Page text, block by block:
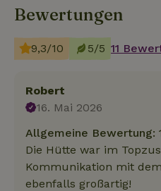
Bewertungen
9,3/10 5/5 11
Robert
16. Mai 2026
Allgemeine Bewertung:
Die Hütte war im
Kommunikation mit
ebenfalls großartig!